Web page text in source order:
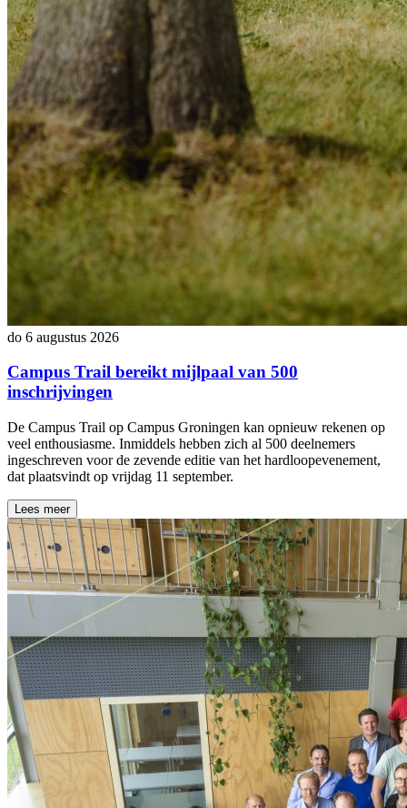
do 6 augustus 2026
Campus Trail bereikt mijlpaal van 500
inschrijvingen
De Campus Trail op Campus Groningen kan opnieuw rekenen op
veel enthousiasme. Inmiddels hebben zich al 500 deelnemers
ingeschreven voor de zevende editie van het hardloopevenement,
dat plaatsvindt op vrijdag 11 september.
Lees meer